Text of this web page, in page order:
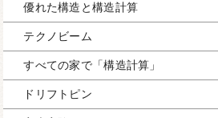
優れた構造と構造計算
テクノビーム
すべての家で「構造計算」
ドリフトピン